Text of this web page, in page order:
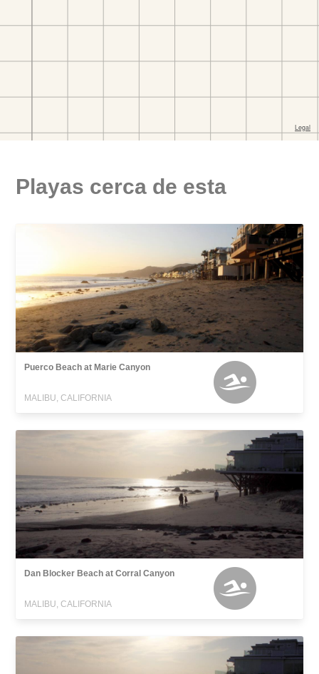
Playas cerca de esta
Puerco Beach at Marie Canyon
MALIBU, CALIFORNIA
Dan Blocker Beach at Corral Canyon
MALIBU, CALIFORNIA